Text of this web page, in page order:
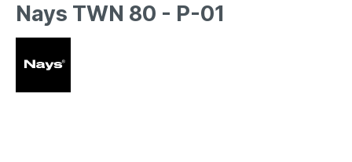
Nays TWN 80 - P-01